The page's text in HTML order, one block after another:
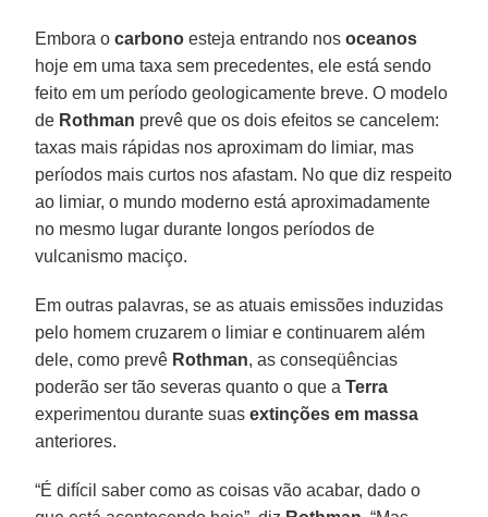
Embora ocarbono esteja entrando nosoceanos
hoje em uma taxa sem precedentes, ele está sendo
feito em um período geologicamente breve. O modelo
de Rothman prevê que os dois efeitos se cancelem:
taxas mais rápidas nos aproximam do limiar, mas
períodos mais curtos nos afastam. No que diz respeito
ao limiar, o mundo moderno está aproximadamente
no mesmo lugar durante longos períodos de
vulcanismo maciço.
Em outras palavras, se as atuais emissões induzidas
pelo homem cruzarem o limiar e continuarem além
dele, como prevê Rothman, as conseqüências
poderão ser tão severas quanto o que aTerra
experimentou durante suasextinções em massa
anteriores.
“É difícil saber como as coisas vão acabar, dado o